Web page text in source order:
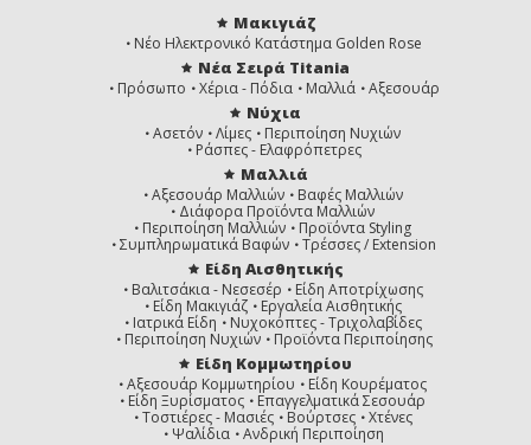
Μακιγιάζ
Νέο Ηλεκτρονικό Κατάστημα Golden Rose
Νέα Σειρά Titania
Πρόσωπο Χέρια - Πόδια Μαλλιά Αξεσουάρ
Νύχια
Ασετόν Λίμες
Περιποίηση Νυχιών
Ράσπες - Ελαφρόπετρες
Μαλλιά
Αξεσουάρ Μαλλιών
Βαφές Μαλλιών
Διάφορα Προϊόντα Μαλλιών
Περιποίηση Μαλλιών
Προϊόντα Styling
Συμπληρωματικά Βαφών
Τρέσσες / Extension
Είδη Αισθητικής
Βαλιτσάκια - Νεσεσέρ
Είδη Αποτρίχωσης
Είδη Μακιγιάζ
Εργαλεία Αισθητικής
Ιατρικά Είδη
Νυχοκόπτες - Τριχολαβίδες
Περιποίηση Νυχιών
Προϊόντα Περιποίησης
Είδη Κομμωτηρίου
Αξεσουάρ Κομμωτηρίου
Είδη Κουρέματος
Είδη Ξυρίσματος
Επαγγελματικά Σεσουάρ
Τοστιέρες - Μασιές
Βούρτσες
Χτένες
Ψαλίδια
Ανδρική Περιποίηση